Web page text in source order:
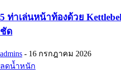
5 ท่าเล่นหน้าท้องด้วย
ชัด
admins - 16 กรกฎาคม 2026
ลดน้ำหนัก